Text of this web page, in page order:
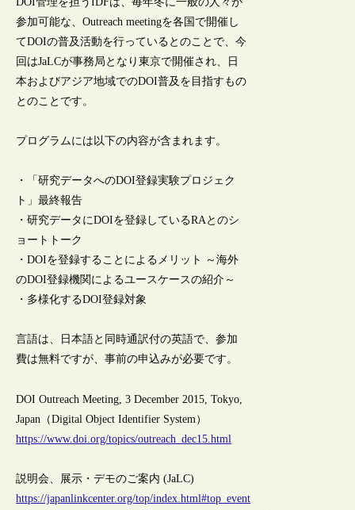
参加可能な、Outreach meetingを各国で開催し
てDOIの普及活動を行っているとのことで、今
回はJaLCが事務局となり東京で開催され、日
本およびアジア地域でのDOI普及を目指すもの
とのことです。
プログラムには以下の内容が含まれます。
・「研究データへのDOI登録実験プロジェク
ト」最終報告
・研究データにDOIを登録しているRAとのシ
ョートトーク
・DOIを登録することによるメリット ～海外
のDOI登録機関によるユースケースの紹介～
・多様化するDOI登録対象
言語は、日本語と同時通訳付の英語で、参加
費は無料ですが、事前の申込みが必要です。
DOI Outreach Meeting, 3 December 2015, Tokyo,
Japan（Digital Object Identifier System）
https://www.doi.org/topics/outreach_dec15.html
説明会、展示・デモのご案内 (JaLC)
https://japanlinkcenter.org/top/index.html#top_event